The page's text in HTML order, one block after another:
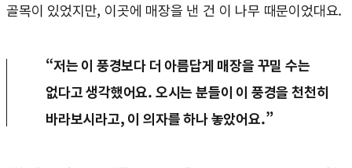
골목이 있었지만, 이곳에 매장을 낸 건 이 나무 때문이었대요.
“저는 이 풍경보다 더 아름답게 매장을 꾸밀 수는
없다고 생각했어요. 오시는 분들이 이 풍경을 천천히
바라보시라고, 이 의자를 하나 놓았어요.”